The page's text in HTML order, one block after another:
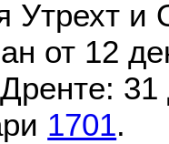
Утрехт
от 12
1701.